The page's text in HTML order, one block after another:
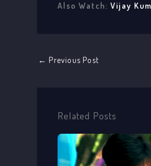
Also Watch: Vijay
← Previous Post
Related Posts